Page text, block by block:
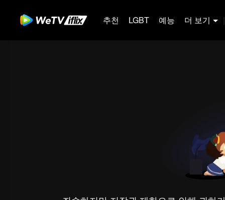
추천 LGBT 예능 더 보기 |